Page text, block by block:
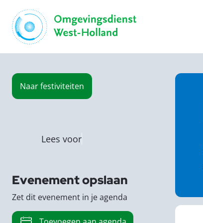
Naarfestiviteiten
Lees voor
Evenement opslaan
Zet dit evenement in je agenda